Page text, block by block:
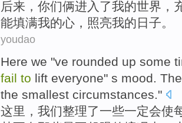
后来 ， 你们俩进入 了我的世界 ，
能填满我的心 ， 照亮我的 日子。
youdao
Here we "ve rounded up some
fail to lift everyone" s mood.
the smallest circumstances."
这里 ， 我们整理了一些一定会使